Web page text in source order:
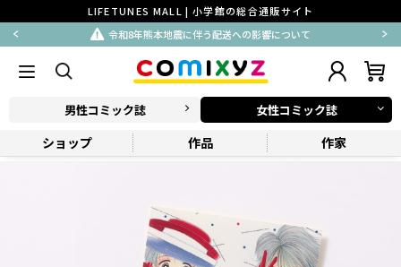
LIFETUNES MALL | 小学館の総合通販サイト
令和8年熊本地震に伴う配送への影響について
男性コミック誌 女性コミック誌
ショップ 作品 作家